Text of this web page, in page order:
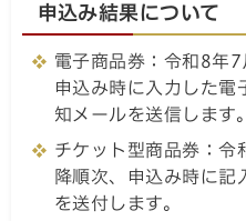
申込み結果について
電子商品券：令和8年7
申込み時に入力した電
知メールを送信します。
チケット型商品券：
降順次、申込み時に記
を送付します。